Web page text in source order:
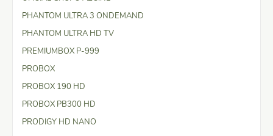
PHANTOM ULTRA 3 ONDEMAND
PHANTOM ULTRA HD TV
PREMIUMBOX P-999
PROBOX
PROBOX 190 HD
PROBOX PB300 HD
PRODIGY HD NANO